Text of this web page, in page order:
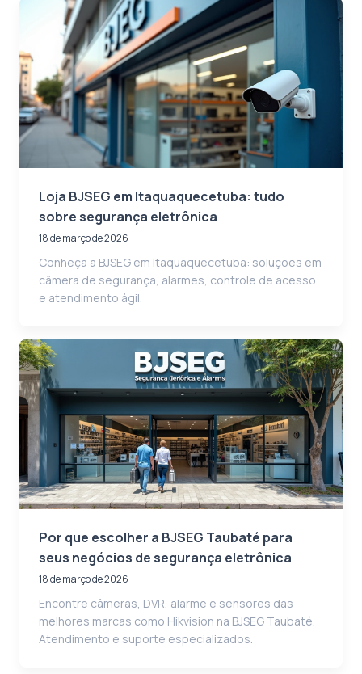
Loja BJSEG em Itaquaquecetuba: tudo
sobre segurança eletrônica
18 de março de 2026
Conheça a BJSEG em Itaquaquecetuba: soluções em
câmera de segurança, alarmes, controle de acesso
e atendimento ágil.
Por que escolher a BJSEG Taubaté para
seus negócios de segurança eletrônica
18 de março de 2026
Encontre câmeras, DVR, alarme e sensores das
melhores marcas como Hikvision na BJSEG Taubaté.
Atendimento e suporte especializados.